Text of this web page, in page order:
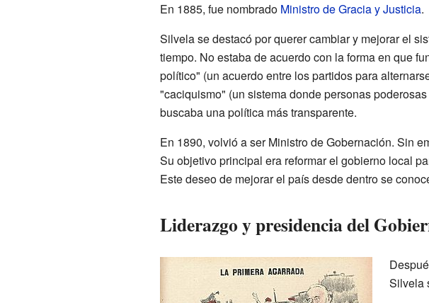
En 1885, fue nombrado Ministro de Gracia y Justicia.
Silvela se destacó por querer cambiar y mejorar el
tiempo. No estaba de acuerdo con la forma en que
político" (un acuerdo entre los partidos para
"caciquismo" (un sistema donde personas
buscaba una política más transparente.
En 1890, volvió a ser Ministro de Gobernación. Sin
Su objetivo principal era reformar el gobierno local
Este deseo de mejorar el país desde dentro se
Liderazgo y presidencia del
Silvela